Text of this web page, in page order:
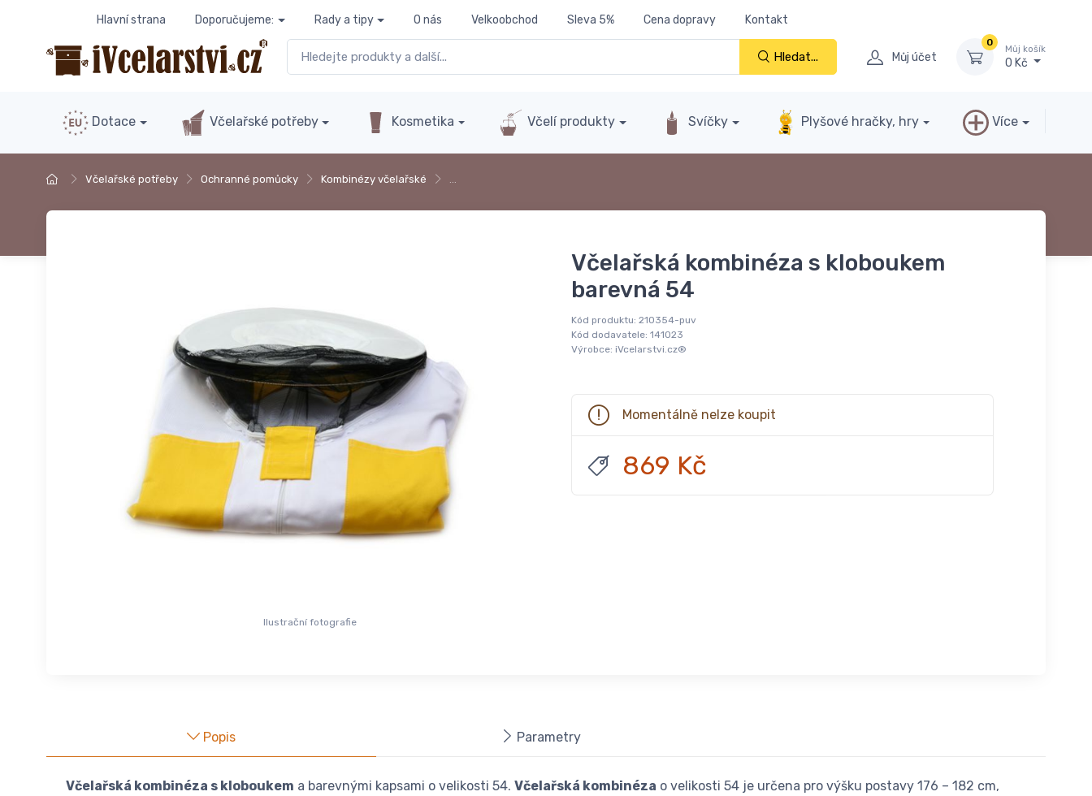
Hlavní strana Doporučujeme: Rady a tipy O nás Velkoobchod Sleva 5% Cena dopravy Kontakt
Hledat... Můj účet
0
Můj košík
0 Kč
Dotace Včelařské potřeby Kosmetika Včelí produkty Svíčky Plyšové hračky, hry Více
Včelařské potřeby Ochranné pomůcky Kombinézy včelařské …
Ilustrační fotografie
Včelařská kombinéza s kloboukem
barevná 54
Kód produktu: 210354-puv
Kód dodavatele: 141023
Výrobce: iVcelarstvi.cz®
Momentálně nelze koupit
869 Kč
Popis Parametry
Včelařská kombinéza s kloboukem a barevnými kapsami o velikosti 54. Včelařská kombinéza o velikosti 54 je určena pro výšku postavy 176 – 182 cm,